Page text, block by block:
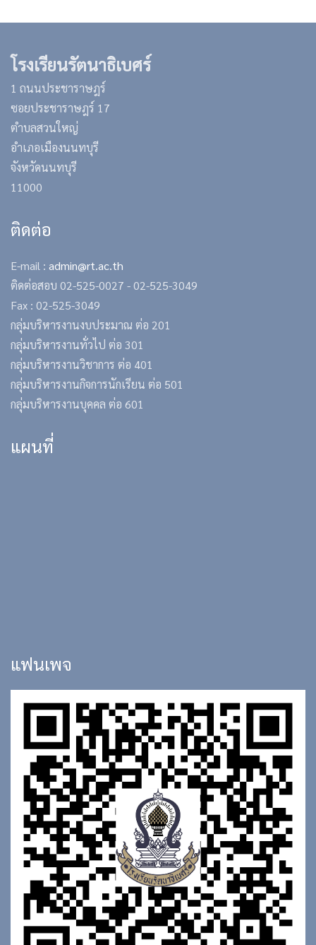
โรงเรียนรัตนาธิเบศร์
1 ถนนประชาราษฎร์
ซอยประชาราษฎร์ 17
ตำบลสวนใหญ่
อำเภอเมืองนนทบุรี
จังหวัดนนทบุรี
11000
ติดต่อ
E-mail : admin@rt.ac.th
ติดต่อสอบ 02-525-0027 -02-525-3049
Fax : 02-525-3049
กลุ่มบริหารงานงบประมาณ ต่อ 201
กลุ่มบริหารงานทั่วไป ต่อ 301
กลุ่มบริหารงานวิชาการ ต่อ 401
กลุ่มบริหารงานกิจการนักเรียน ต่อ 501
กลุ่มบริหารงานบุคคล ต่อ 601
แผนที่
แฟนเพจ